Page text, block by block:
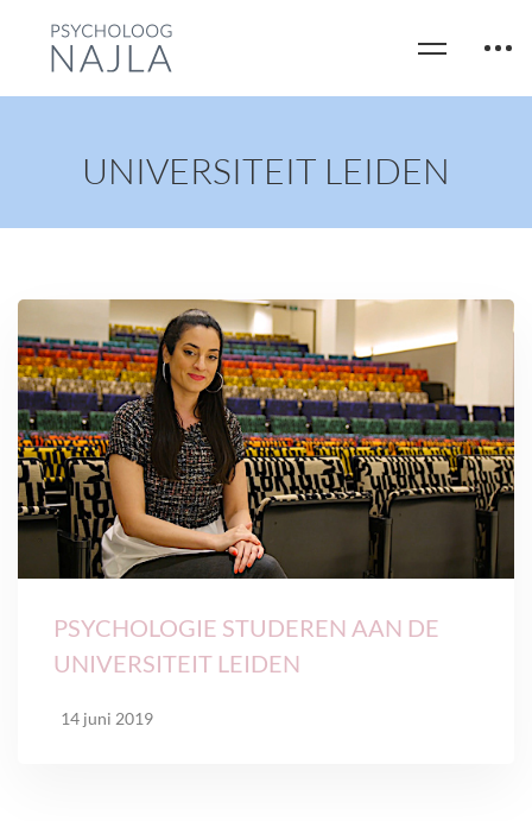
UNIVERSITEIT LEIDEN
PSYCHOLOGIE STUDEREN AAN DE
UNIVERSITEIT LEIDEN
14 juni 2019